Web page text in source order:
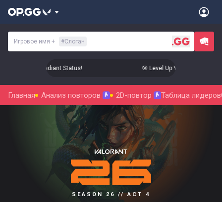
Игровое имя + #Слоган
Your Aim to Radiant Status! 🎯 Level Up Your Aim to
Главная Анализ повторов β 2D-повтор β Таблица лидеров
SEASON 26 // ACT 4